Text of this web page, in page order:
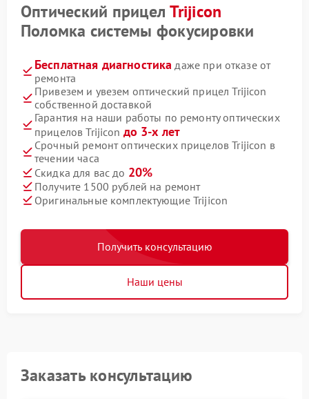
Оптический прицелTrijicon
Поломка системы фокусировки
Бесплатная диагностика даже при отказе от
ремонта
Привезем и увезем оптический прицел Trijicon
собственной доставкой
Гарантия на наши работы по ремонту оптических
прицелов Trijicon до 3-х лет
Срочный ремонт оптических прицелов Trijicon в
течении часа
Скидка для вас до 20%
Получите 1500 рублей на ремонт
Оригинальные комплектующие Trijicon
Получить консультацию
Наши цены
Заказать консультацию